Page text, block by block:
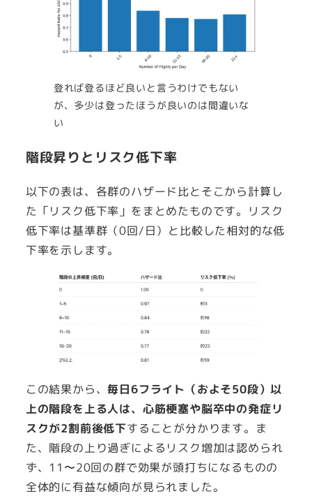
登れば登るほど良いと言うわけでもない
が、多少は登ったほうが良いのは間違いな
い
階段昇りとリスク低下率
以下の表は、各群のハザード比とそこから計算し
た「リスク低下率」をまとめたものです。リスク
低下率は基準群（0回/日）と比較した相対的な低
下率を示します。
この結果から、毎日6フライト（およそ50段）以
上の階段を上る人は、心筋梗塞や脳卒中の発症リ
スクが2割前後低下することが分かります。ま
た、階段の上り過ぎによるリスク増加は認められ
ず、11〜20回の群で効果が頭打ちになるものの
全体的に有益な傾向が見られました。